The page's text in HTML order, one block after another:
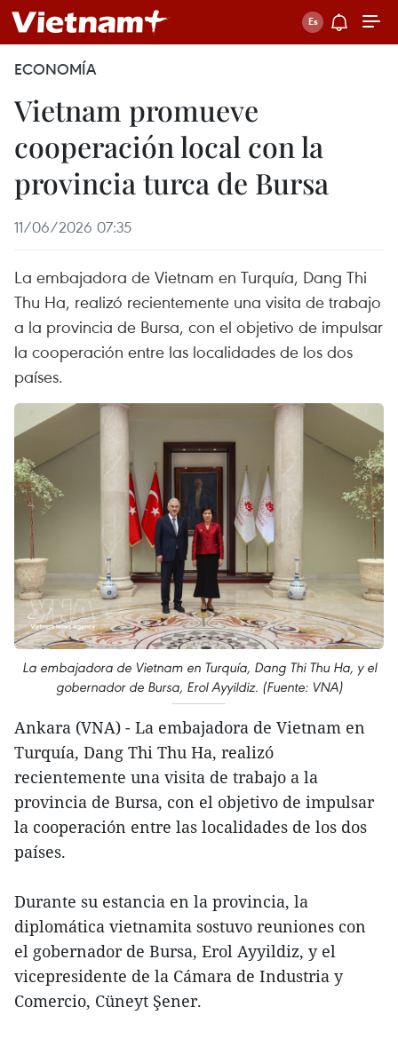
ECONOMÍA
Vietnam promueve
cooperación local con la
provincia turca de Bursa
11/06/2026 07:35
La embajadora de Vietnam en Turquía, Dang Thi
Thu Ha, realizó recientemente una visita de trabajo
a la provincia de Bursa, con el objetivo de impulsar
la cooperación entre las localidades de los dos
países.
La embajadora de Vietnam en Turquía, Dang Thi Thu Ha, y el
gobernador de Bursa, Erol Ayyildiz. (Fuente: VNA)
Ankara (VNA) - La embajadora de Vietnam en
Turquía, Dang Thi Thu Ha, realizó
recientemente una visita de trabajo a la
provincia de Bursa, con el objetivo de impulsar
la cooperación entre las localidades de los dos
países.
Durante su estancia en la provincia, la
diplomática vietnamita sostuvo reuniones con
el gobernador de Bursa, Erol Ayyildiz, y el
vicepresidente de la Cámara de Industria y
Comercio, Cüneyt Şener.